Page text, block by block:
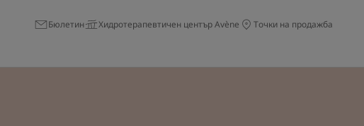
Бюлетин Хидротерапевтичен център Avène Точки на продажба